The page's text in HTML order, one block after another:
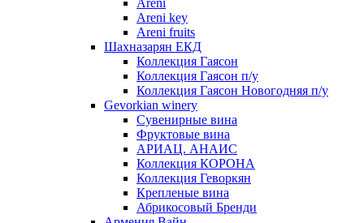
Areni
Areni key
Areni fruits
Шахназарян ЕКД
Коллекция Гаясон
Коллекция Гаясон п/у
Коллекция Гаясон Новогодняя п/у
Gevorkian winery
Сувенирные вина
Фруктовые вина
АРИАЦ. АНАИС
Коллекция КОРОНА
Коллекция Геворкян
Крепленые вина
Абрикосовый Бренди